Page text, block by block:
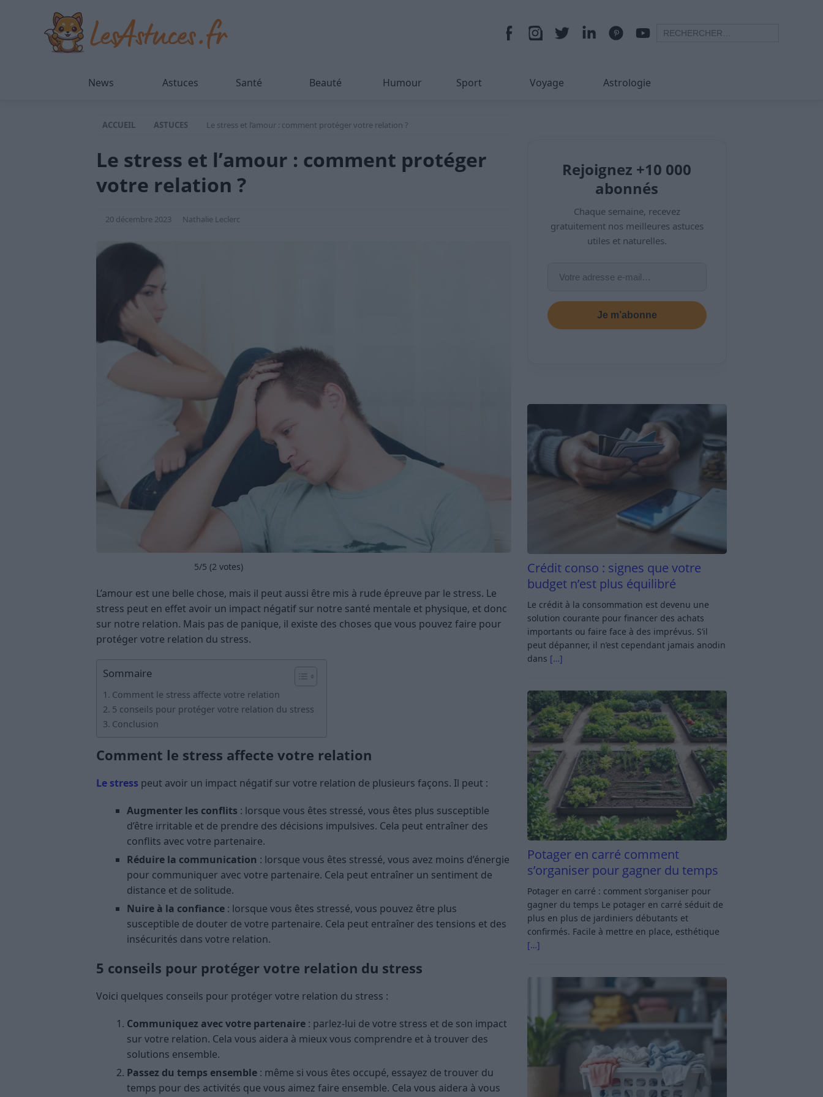
News Astuces Santé Beauté Humour Sport Voyage Astrologie
ACCUEIL ASTUCES Le stress et l’amour : comment protéger votre relation ?
Le stress et l’amour : comment protéger
votre relation ?
20 décembre 2023 Nathalie Leclerc
5/5 (2 votes)
L’amour est une belle chose, mais il peut aussi être mis à rude épreuve par le stress. Le
stress peut en effet avoir un impact négatif sur notre santé mentale et physique, et donc
sur notre relation. Mais pas de panique, il existe des choses que vous pouvez faire pour
protéger votre relation du stress.
Sommaire
Comment le stress affecte votre relation
5 conseils pour protéger votre relation du stress
Conclusion
Comment le stress affecte votre relation
Le stress peut avoir un impact négatif sur votre relation de plusieurs façons. Il peut :
Augmenter les conflits : lorsque vous êtes stressé, vous êtes plus susceptible
d’être irritable et de prendre des décisions impulsives. Cela peut entraîner des
conflits avec votre partenaire.
Réduire la communication : lorsque vous êtes stressé, vous avez moins d’énergie
pour communiquer avec votre partenaire. Cela peut entraîner un sentiment de
distance et de solitude.
Nuire à la confiance : lorsque vous êtes stressé, vous pouvez être plus
susceptible de douter de votre partenaire. Cela peut entraîner des tensions et des
insécurités dans votre relation.
5 conseils pour protéger votre relation du stress
Voici quelques conseils pour protéger votre relation du stress :
Communiquez avec votre partenaire : parlez-lui de votre stress et de son impact
sur votre relation. Cela vous aidera à mieux vous comprendre et à trouver des
solutions ensemble.
Passez du temps ensemble : même si vous êtes occupé, essayez de trouver du
temps pour des activités que vous aimez faire ensemble. Cela vous aidera à vous
Rejoignez +10 000
abonnés
Chaque semaine, recevez
gratuitement nos meilleures astuces
utiles et naturelles.
Je m’abonne
Crédit conso : signes que votre
budget n’est plus équilibré
Le crédit à la consommation est devenu une
solution courante pour financer des achats
importants ou faire face à des imprévus. S’il
peut dépanner, il n’est cependant jamais anodin
dans […]
Potager en carré comment
s’organiser pour gagner du temps
Potager en carré : comment s’organiser pour
gagner du temps Le potager en carré séduit de
plus en plus de jardiniers débutants et
confirmés. Facile à mettre en place, esthétique
[…]